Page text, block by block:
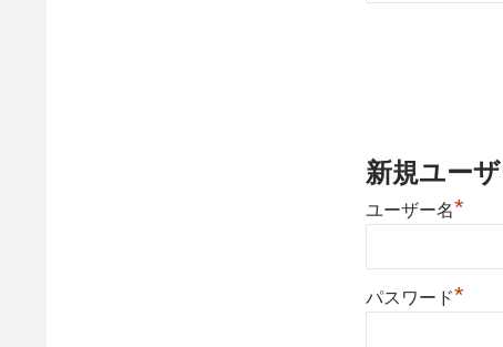
新規ユー
ユーザー名*
パスワード*